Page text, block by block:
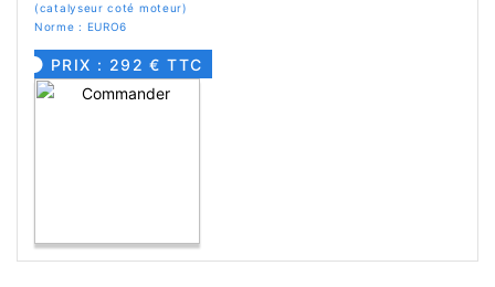
(catalyseur coté moteur)
Norme : EURO6
PRIX : 292 € TTC